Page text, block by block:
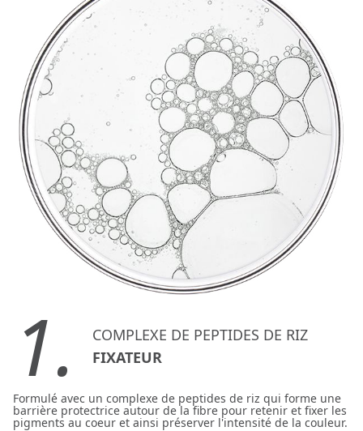
1.
COMPLEXE DE PEPTIDES DE RIZ
FIXATEUR
Formulé avec un complexe de peptides de riz qui forme une
barrière protectrice autour de la fibre pour retenir et fixer les
pigments au coeur et ainsi préserver l'intensité de la couleur.